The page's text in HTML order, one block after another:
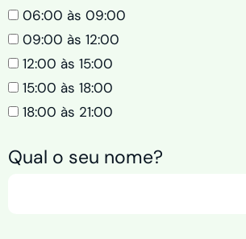
06:00 às 09:00
09:00 às 12:00
12:00 às 15:00
15:00 às 18:00
18:00 às 21:00
Qual o seu nome?